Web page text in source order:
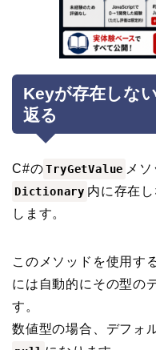
Keyが存在しな
返る
C#の TryGetValue メ
Dictionary 内に存在
します。
このメソッドを使用す
には自動的にその型の
す。
数値型の場合、デフォ